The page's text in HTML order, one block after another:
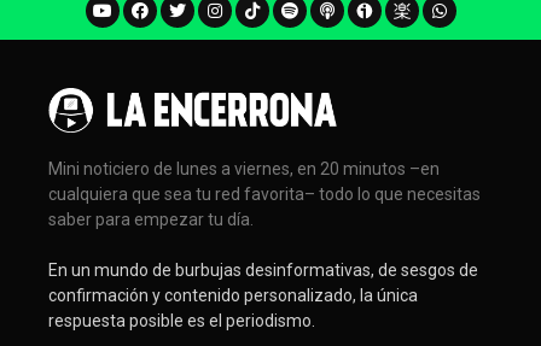
Mini noticiero de lunes a viernes, en 20 minutos –en
cualquiera que sea tu red favorita– todo lo que necesitas
saber para empezar tu día.
En un mundo de burbujas desinformativas, de sesgos de
confirmación y contenido personalizado, la única
respuesta posible es el periodismo.